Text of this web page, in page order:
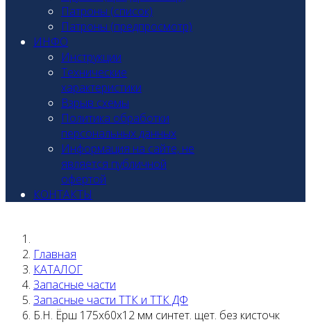
Патроны (список)
Патроны (предпросмотр)
ИНФО
Инструкции
Технические
характеристики
Взрыв схемы
Политика обработки
персональных данных
Информация на сайте, не
является публичной
офертой
КОНТАКТЫ
Главная
КАТАЛОГ
Запасные части
Запасные части ТТК и ТТК ДФ
Б.Н. Ёрш 175х60х12 мм синтет. щет. без кисточк